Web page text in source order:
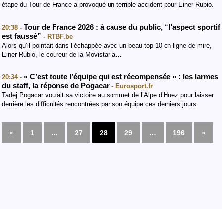
étape du Tour de France a provoqué un terrible accident pour Einer Rubio.
20:38 - Tour de France 2026 : à cause du public, “l’aspect sportif
est faussé” - RTBF.be
Alors qu’il pointait dans l’échappée avec un beau top 10 en ligne de mire,
Einer Rubio, le coureur de la Movistar a…
20:34 - « C’est toute l’équipe qui est récompensée » : les larmes
du staff, la réponse de Pogacar - Eurosport.fr
Tadej Pogacar voulait sa victoire au sommet de l’Alpe d’Huez pour laisser
derrière les difficultés rencontrées par son équipe ces derniers jours.
« 1 … 27 28 29 … 196 »